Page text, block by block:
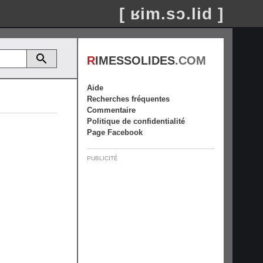
[ ʁim.sɔ.lid ]
RIMESSOLIDES.COM
Aide
Recherches fréquentes
Commentaire
Politique de confidentialité
Page Facebook
PUBLICITÉ